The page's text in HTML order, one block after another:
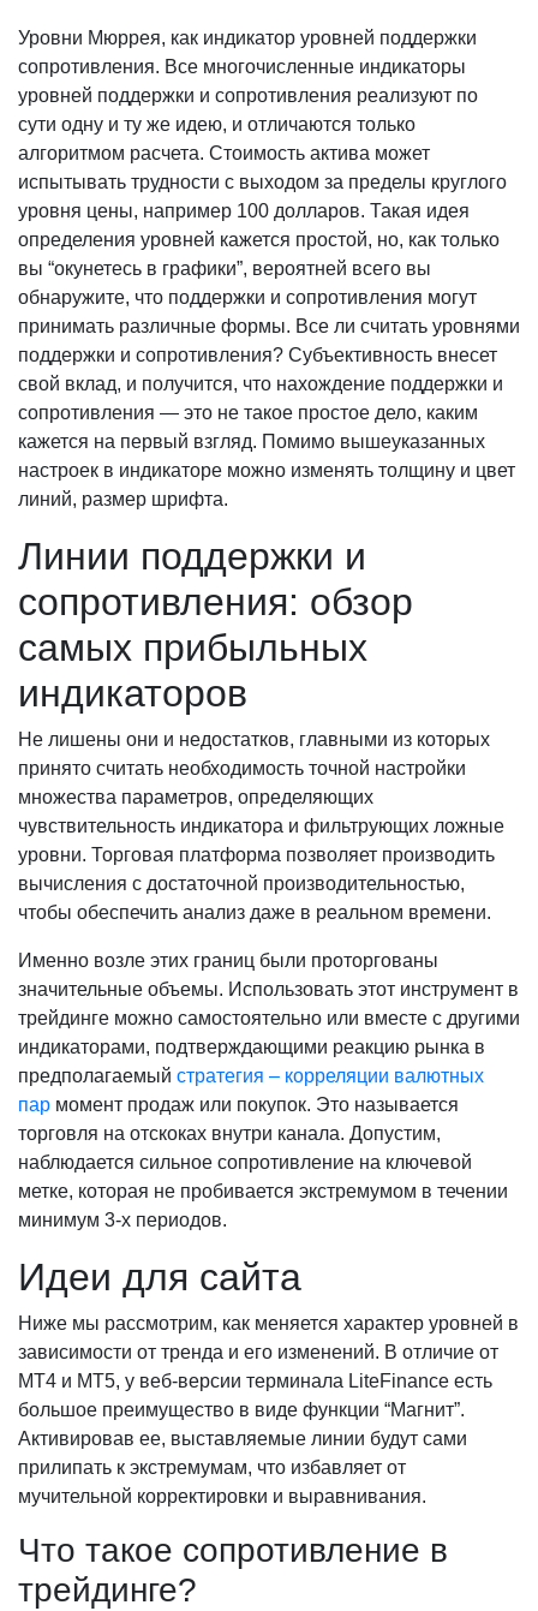
Уровни Мюррея, как индикатор уровней поддержки
сопротивления. Все многочисленные индикаторы
уровней поддержки и сопротивления реализуют по
сути одну и ту же идею, и отличаются только
алгоритмом расчета. Стоимость актива может
испытывать трудности с выходом за пределы круглого
уровня цены, например 100 долларов. Такая идея
определения уровней кажется простой, но, как только
вы “окунетесь в графики”, вероятней всего вы
обнаружите, что поддержки и сопротивления могут
принимать различные формы. Все ли считать уровнями
поддержки и сопротивления? Субъективность внесет
свой вклад, и получится, что нахождение поддержки и
сопротивления — это не такое простое дело, каким
кажется на первый взгляд. Помимо вышеуказанных
настроек в индикаторе можно изменять толщину и цвет
линий, размер шрифта.
Линии поддержки и
сопротивления: обзор
самых прибыльных
индикаторов
Не лишены они и недостатков, главными из которых
принято считать необходимость точной настройки
множества параметров, определяющих
чувствительность индикатора и фильтрующих ложные
уровни. Торговая платформа позволяет производить
вычисления с достаточной производительностью,
чтобы обеспечить анализ даже в реальном времени.
Именно возле этих границ были проторгованы
значительные объемы. Использовать этот инструмент в
трейдинге можно самостоятельно или вместе с другими
индикаторами, подтверждающими реакцию рынка в
предполагаемый стратегия – корреляции валютных
пар момент продаж или покупок. Это называется
торговля на отскоках внутри канала. Допустим,
наблюдается сильное сопротивление на ключевой
метке, которая не пробивается экстремумом в течении
минимум 3-х периодов.
Идеи для сайта
Ниже мы рассмотрим, как меняется характер уровней в
зависимости от тренда и его изменений. В отличие от
MT4 и MT5, у веб-версии терминала LiteFinance есть
большое преимущество в виде функции “Магнит”.
Активировав ее, выставляемые линии будут сами
прилипать к экстремумам, что избавляет от
мучительной корректировки и выравнивания.
Что такое сопротивление в
трейдинге?